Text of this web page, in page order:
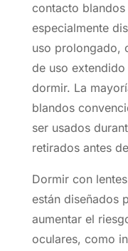
contacto blandos
especialmente
uso prolongado,
de uso
dormir. La
blandos
ser usados
retirados antes
Dormir con
están diseñados
aumentar el
oculares, como